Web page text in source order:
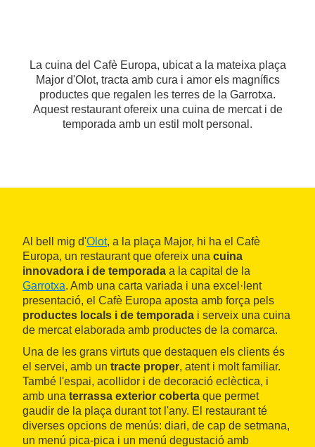
La cuina del Cafè Europa, ubicat a la mateixa plaça
Major d'Olot, tracta amb cura i amor els magnífics
productes que regalen les terres de la Garrotxa.
Aquest restaurant ofereix una cuina de mercat i de
temporada amb un estil molt personal.
Al bell mig d'Olot, a la plaça Major, hi ha el Cafè
Europa, un restaurant que ofereix una cuina
innovadora i de temporada a la capital de la
Garrotxa. Amb una carta variada i una excel·lent
presentació, el Cafè Europa aposta amb força pels
productes locals i de temporada i serveix una cuina
de mercat elaborada amb productes de la comarca.
Una de les grans virtuts que destaquen els clients és
el servei, amb un tracte proper, atent i molt familiar.
També l'espai, acollidor i de decoració eclèctica, i
amb una terrassa exterior coberta que permet
gaudir de la plaça durant tot l'any. El restaurant té
diverses opcions de menús: diari, de cap de setmana,
un menú pica-pica i un menú degustació amb